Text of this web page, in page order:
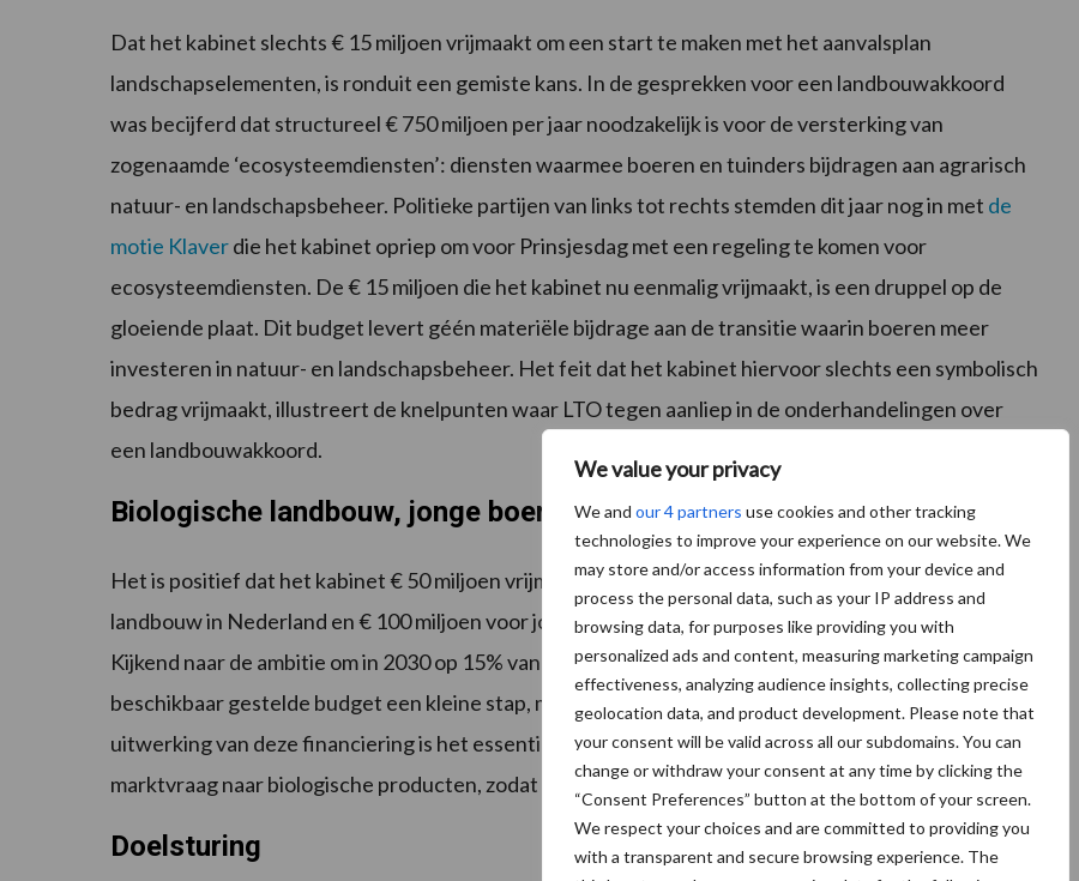
We value your privacy
We and our 4 partners use cookies and other tracking
technologies to improve your experience on our website. We
may store and/or access information from your device and
process the personal data, such as your IP address and
browsing data, for purposes like providing you with
personalized ads and content, measuring marketing campaign
effectiveness, analyzing audience insights, collecting precise
geolocation data, and product development. Please note that
your consent will be valid across all our subdomains. You can
change or withdraw your consent at any time by clicking the
“Consent Preferences” button at the bottom of your screen.
We respect your choices and are committed to providing you
with a transparent and secure browsing experience. The
Dat het kabinet slechts € 15 miljoen vrijmaakt om een start te maken met het aanvalsplan
landschapselementen, is ronduit een gemiste kans. In de gesprekken voor een landbouwakkoord
was becijferd dat structureel € 750 miljoen per jaar noodzakelijk is voor de versterking van
zogenaamde ‘ecosysteemdiensten’: diensten waarmee boeren en tuinders bijdragen aan agrarisch
natuur- en landschapsbeheer. Politieke partijen van links tot rechts stemden dit jaar nog in met de
motie Klaverdie het kabinet opriep om voor Prinsjesdag met een regeling te komen voor
ecosysteemdiensten. De € 15 miljoen die het kabinet nu eenmalig vrijmaakt, is een druppel op de
gloeiende plaat. Dit budget levert géén materiële bijdrage aan de transitie waarin boeren meer
investeren in natuur- en landschapsbeheer. Het feit dat het kabinet hiervoor slechts een symbolisch
bedrag vrijmaakt, illustreert de knelpunten waar LTO tegen aanliep in de onderhandelingen over
een landbouwakkoord.
Biologische landbouw, jonge boeren en doelsturing
Het is positief dat het kabinet € 50 miljoen vrijmaakt voor het versterken van de biologische
landbouw in Nederland en € 100 miljoen voor jonge boeren die een bedrijf willen overnemen.
Kijkend naar de ambitie om in 2030 op 15% van het landbouwareaal biologisch te produceren, is het
beschikbaar gestelde budget een kleine stap, maar wel een stap in de goede richting. Bij de
uitwerking van deze financiering is het essentieel dat wordt ingezet op het vergroten van de
marktvraag naar biologische producten, zodat er geen prijsdaling op de biologische markt ontstaat.
Doelsturing